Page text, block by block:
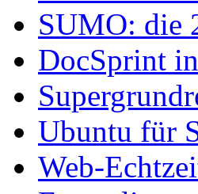
SUMO: die
DocSprint
Ubuntu für
Web-